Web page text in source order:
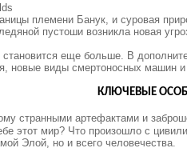
племени Банук, и суровая
пустоши возникла новая
еще больше. В
новые виды смертоносных машин
КЛЮЧЕВЫЕ
странными артефактами и
этот мир? Что произошло с
Элой, но и всего человечества.